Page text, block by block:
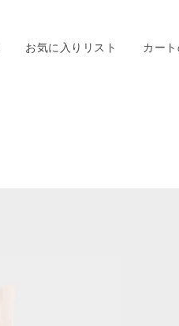
お気に入りリスト カー